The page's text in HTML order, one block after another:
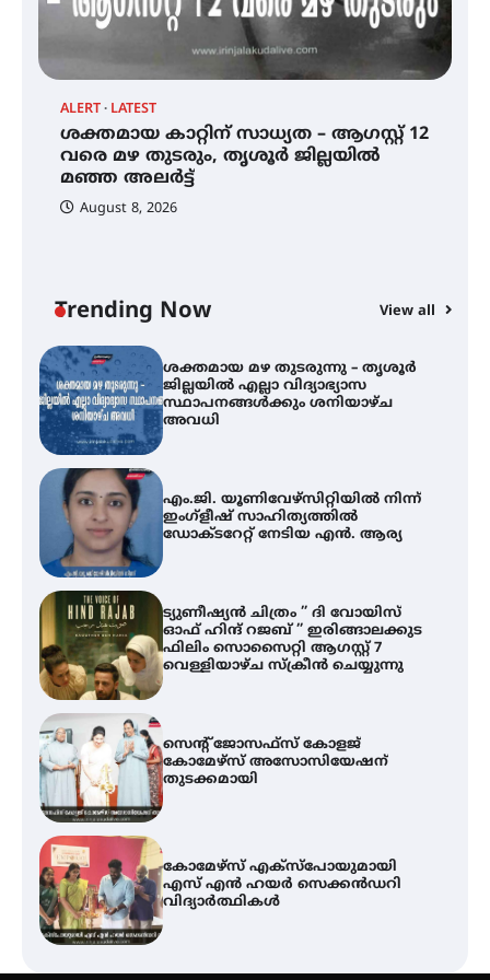
ALERT LATEST
ശക്തമായ കാറ്റിന് സാധ്യത – ആഗസ്റ്റ് 12
വരെ മഴ തുടരും, തൃശൂർ ജില്ലയിൽ
മഞ്ഞ അലർട്ട്
August 8, 2026
Trending Now View all
സെന്റ് ജോസഫ്സ് കോളജ്
കോമേഴ്‌സ് അസോസിയേഷന്
തുടക്കമായി
കോമേഴ്സ് എക്സ്പോയുമായി
എസ് എൻ ഹയർ സെക്കൻഡറി
വിദ്യാർത്ഥികൾ
ശക്തമായ മഴ തുടരുന്നു – തൃശൂർ
ജില്ലയിൽ എല്ലാ വിദ്യാഭ്യാസ
സ്ഥാപനങ്ങൾക്കും ശനിയാഴ്ച
അവധി
എം.ജി. യൂണിവേഴ്‌സിറ്റിയിൽ നിന്ന്
ഇംഗ്ളീഷ് സാഹിത്യത്തിൽ
ഡോക്ടറേറ്റ് നേടിയ എൻ. ആര്യ
ട്യുണീഷ്യൻ ചിത്രം ” ദി വോയിസ്
ഓഫ് ഹിന്ദ് റജബ് ” ഇരിങ്ങാലക്കുട
ഫിലിം സൊസൈറ്റി ആഗസ്റ്റ് 7
വെള്ളിയാഴ്ച സ്‌ക്രീൻ ചെയ്യുന്നു
സെന്റ് ജോസഫ്സ് കോളജ്
കോമേഴ്‌സ് അസോസിയേഷന്
തുടക്കമായി
കോമേഴ്സ് എക്സ്പോയുമായി
എസ് എൻ ഹയർ സെക്കൻഡറി
വിദ്യാർത്ഥികൾ